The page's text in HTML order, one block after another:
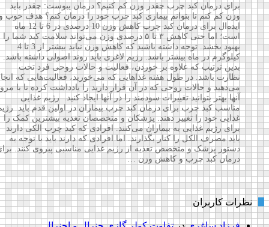
برای درمان کبد چرب چقدر وزن کم کنیم؟ درمان یبوست: چقدر باید
وزن کم کنم تا بتوانم بیماری کبد چرب خود را درمان کنم؟ هدف خوب و
ایده‌ال برای درمان کبد چرب کاهش وزن 10 درصدی در 6 تا 12 ماه
است؛ اما حتی کاهش ۳ تا ۵ درصدی وزن می‌تواند سلامت کبد شما را
بهبود بخشد. توجه داشته باشید که کاهش وزن نباید بیشتر از 3 تا 4
کیلوگرم در ماه بیشتر باشد. رژیم لاغری باید روند اصولی داشته باشد.
بدین ترتیب که علاوه بر خوردن، فعالیت و حالات روحی فرد تحت
نظارت باشد. در طول هفته غذاهایی که می‌خورید، فعالیت‌هایی که انجام
می‌دهید و حالات روحی که در آن قرار دارید را یادداشت کرده تا با مرور
آنها بهتر بتوانید تغییرات سودمند را در آنها ایجاد کنید. رژیم غذایی
مناسب کبد چرب برای درمان کبد چرب بیماران در اولین قدم باید رژیم
غذایی خود را تغییر دهند. پزشکان و متخصصان تغذیه بیشترین کمک را
برای رژیم غذایی به بیماران می‌کنند. افرادی که کبد چرب الکی دارند
باید مصرف الکل را کنار بگذارند. اما افرادی که دارند باید با توجه به
دستور پزشک و متخصص تغذیه از رژیم غذایی مناسبی پیروی کنند. برای
درمان کبد چرب و کاهش وزن …
نظرات کاربران